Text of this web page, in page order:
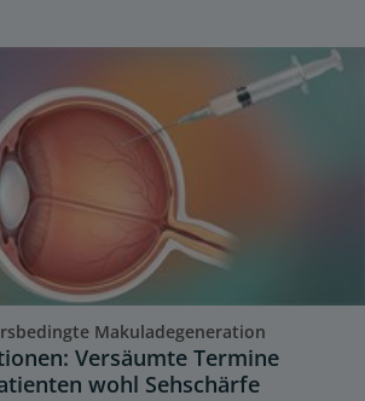
Makuladegeneration
Versäumte Termine
wohl Sehschärfe